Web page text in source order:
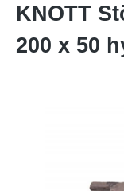
KNOTT
200 x 50